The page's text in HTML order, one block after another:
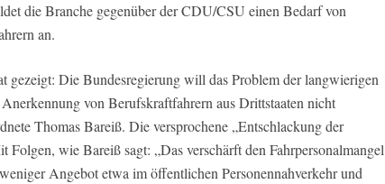
die Branche gegenüber der CDU/CSU einen Bedarf von
an.
gezeigt: Die Bundesregierung will das Problem der langwierigen
von Berufskraftfahrern aus Drittstaaten nicht
Thomas Bareiß. Die versprochene „Entschlackung der
Folgen, wie Bareiß sagt: „Das verschärft den Fahrpersonalmangel
Angebot etwa im öffentlichen Personennahverkehr und